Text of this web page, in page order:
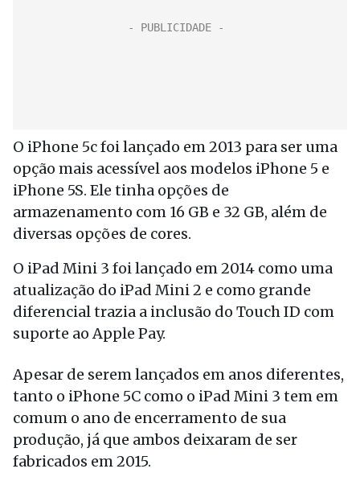
O iPhone 5c foi lançado em 2013 para ser uma
opção mais acessível aos modelos iPhone 5 e
iPhone 5S. Ele tinha opções de
armazenamento com 16 GB e 32 GB, além de
diversas opções de cores.
O iPad Mini 3 foi lançado em 2014 como uma
atualização do iPad Mini 2 e como grande
diferencial trazia a inclusão do Touch ID com
suporte ao Apple Pay.
Apesar de serem lançados em anos diferentes,
tanto o iPhone 5C como o iPad Mini 3 tem em
comum o ano de encerramento de sua
produção, já que ambos deixaram de ser
fabricados em 2015.